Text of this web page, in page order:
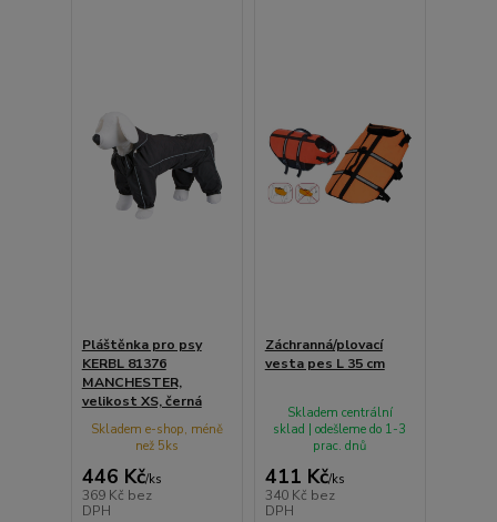
Pláštěnka pro psy
KERBL 81376
MANCHESTER,
velikost XS, černá
446 Kč/ks
369 Kč bez
DPH
Skladem e-shop, méně
než 5ks
Záchranná/plovací
vesta pes L 35 cm
411 Kč/ks
340 Kč bez
DPH
Skladem centrální
sklad | odešleme do 1-3
prac. dnů